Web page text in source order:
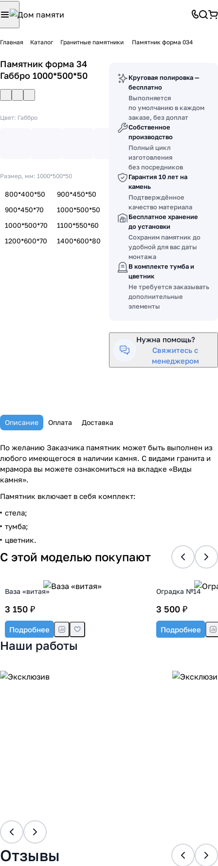
Главная Каталог Гранитные памятники Памятник форма 034
Памятник форма 34
Габбро 1000*500*50
Цвет: Габбро
Размер, мм: 1000*500*50
800*400*50
900*450*50
900*450*70
1000*500*50
1000*500*70
1100*550*60
1200*600*70
1400*600*80
Круговая полировка —
бесплатно
Выполняется
по умолчанию в каждом
заказе, без доплат
Собственное
производство
Полный цикл
изготовления
без посредников
Гарантия 10 лет на
камень
Подтверждённое
качество материала
Бесплатное хранение
до установки
Сохраним памятник до
удобной для вас даты
монтажа
В комплекте тумба и
цветник
Не требуется заказывать
дополнительные
элементы
Нужна помощь?
Свяжитесь с
менеджером
Описание Оплата Доставка
По желанию Заказчика памятник может быть выполнен из
любого имеющегося в наличии камня. С видами гранита и
мрамора вы можете ознакомиться на вкладке «Виды
камня».
Памятник включает в себя комплект:
стела;
тумба;
цветник.
С этой моделью покупают
Ваза «витая»
3 150 ₽
Подробнее
Оградка №14
3 500 ₽
Подробнее
Наши работы
Отзывы